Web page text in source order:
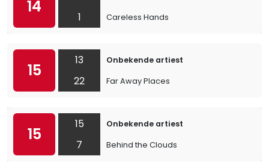
14
1
Careless Hands
15
13
22
Onbekende artiest
Far Away Places
15
15
7
Onbekende artiest
Behind the Clouds